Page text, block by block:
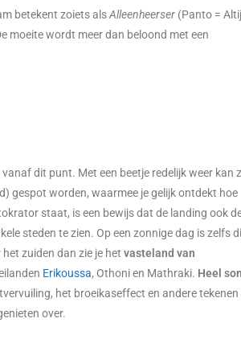
betekent zoiets alsAlleenheerser (Panto =
moeite wordt meer dan beloond met een
dit punt. Met een beetje redelijk weer kan
gespot worden, waarmee je gelijk ontdekt hoe
staat, is een bewijs dat de landing ook
steden te zien. Op een zonnige dag is zelfs
zuiden dan zie je het vasteland van
Erikoussa, Othoni en Mathraki. Heel
het broeikaseffect en andere tekenen
over.